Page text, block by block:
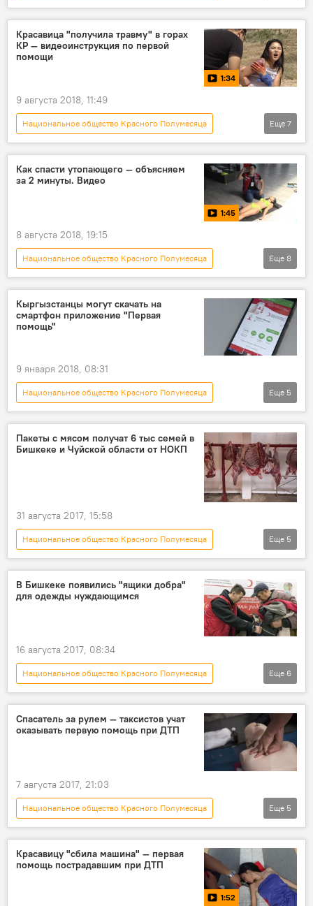
Кыргызстан
скорая помощь
штаб
коронавирус
Коронавирус в Кыргызстане
Красавица "получила травму" в горах
КР — видеоинструкция по первой
помощи
1:34
9 августа 2018, 11:49
Национальное общество Красного Полумесяца
Общество
Новости
видео
Мультимедиа
первая помощь
Еще 7
Как спасти утопающего — объясняем
за 2 минуты. Видео
1:45
8 августа 2018, 19:15
Национальное общество Красного Полумесяца
Общество
Новости
видео
вода
утопленник
первая помощь
Еще 8
Кыргызстанцы могут скачать на
смартфон приложение "Первая
помощь"
9 января 2018, 08:31
Национальное общество Красного Полумесяца
Общество
Новости
Кыргызстан
приложение
скорая помощь
Еще 5
Пакеты с мясом получат 6 тыс семей в
Бишкеке и Чуйской области от НОКП
31 августа 2017, 15:58
Национальное общество Красного Полумесяца
Общество
Новости
Кыргызстан
помощь
Еще 5
В Бишкеке появились "ящики добра"
для одежды нуждающимся
16 августа 2017, 08:34
Национальное общество Красного Полумесяца
Общество
Новости
Кыргызстан
помощь
одежда нужда
Еще 6
Спасатель за рулем — таксистов учат
оказывать первую помощь при ДТП
7 августа 2017, 21:03
Национальное общество Красного Полумесяца
Общество
Новости
Кыргызстан
первая помощь
Еще 5
Красавицу "сбила машина" — первая
помощь пострадавшим при ДТП
1:52